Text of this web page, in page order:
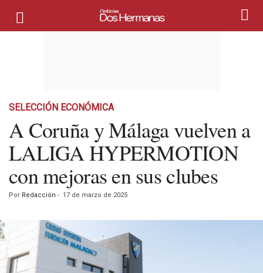
SELECCIÓN ECONÓMICA
A Coruña y Málaga vuelven a
LALIGA HYPERMOTION
con mejoras en sus clubes
Por Redacción - 17 de marzo de 2025